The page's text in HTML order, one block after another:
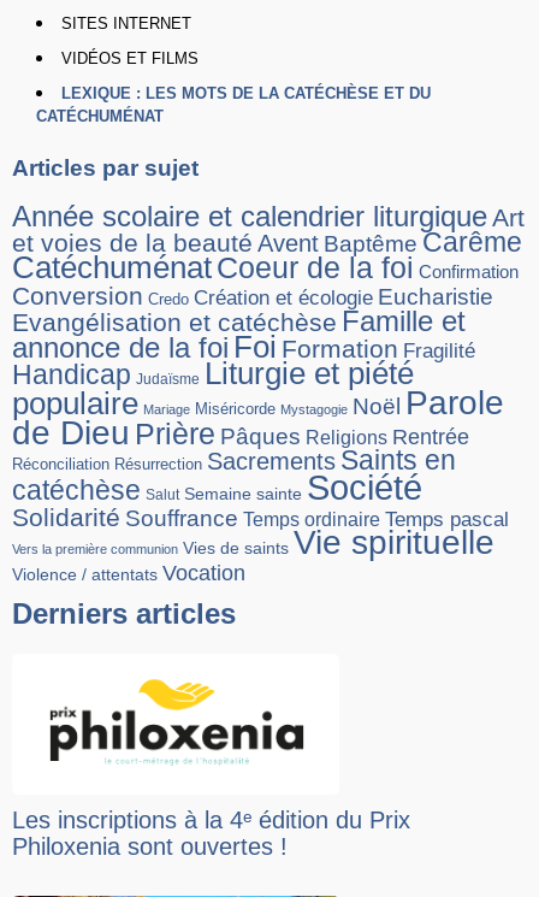
SITES INTERNET
VIDÉOS ET FILMS
LEXIQUE : LES MOTS DE LA CATÉCHÈSE ET DU
CATÉCHUMÉNAT
Articles par sujet
Année scolaire et calendrier liturgiqueArt
et voies de la beauté Avent Baptême Carême
CatéchuménatCoeur de la foi Confirmation
Conversion Credo Création et écologie Eucharistie
Evangélisation et catéchèse Famille et
annonce de la foi Foi Formation Fragilité
Handicap Judaïsme Liturgie et piété
populaire Mariage Miséricorde Mystagogie Noël Parole
de Dieu Prière Pâques Religions Rentrée
Réconciliation Résurrection Sacrements Saints en
catéchèse Salut Semaine sainte Société
Solidarité Souffrance Temps ordinaire Temps pascal
Vers la première communion Vies de saints Vie spirituelle
Violence / attentats Vocation
Derniers articles
Les inscriptions à la 4ᵉ édition du Prix
Philoxenia sont ouvertes !